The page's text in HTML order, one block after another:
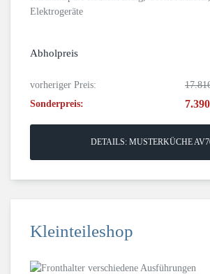
Elektrogeräte
Abholpreis
vorheriger Preis:
Sonderpreis:
DETAILS: MUSTERKÜCHE
Kleinteileshop